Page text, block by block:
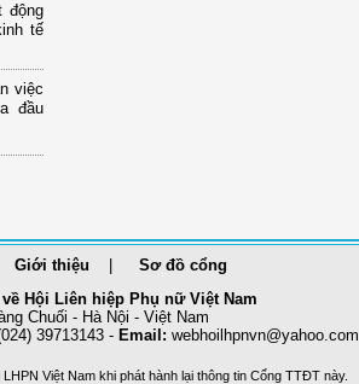
động
tế
việc
đầu
Giới thiệu
Sơ đồ cổng
Hội Liên hiệp Phụ nữ Việt Nam
Chuối - Hà Nội - Việt Nam
39713143 - Email: webhoilhpnvn@yahoo.com
Việt Nam khi phát hành lại thông tin Cổng TTĐT này.